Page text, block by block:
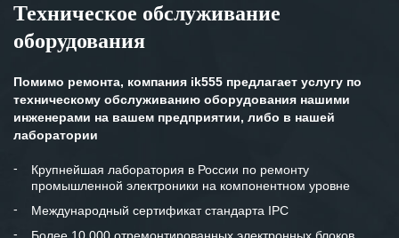
Особенно хочется отметить высокую
клиентоориентированность
готовность помочь в самых сложных
Мы высоко ценим сложившиеся
и доверительные партнерские
отношения и искренне желаем
«Инженерной компании «555» долгих
лет успеха и процветания.
Техническое обслуживание
оборудования
Помимо ремонта, компания ik555 предлагает услугу по
техническому обслуживанию оборудования нашими
инженерами на вашем предприятии, либо в нашей
лаборатории
Крупнейшая лаборатория в России по ремонту
промышленной электроники на компонентном уровне
Международный сертификат стандарта IPC
Более 10 000 отремонтированных электронных блоков